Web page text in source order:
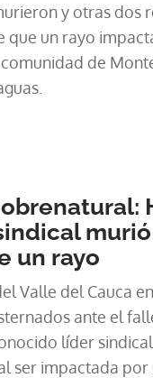
y otras dos
que un rayo
de
un rayo
Valle del Cauca
ante el
líder sindical
ser impactada por